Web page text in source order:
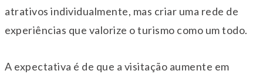
atrativos individualmente, mas criar uma rede de
experiências que valorize o turismo como um todo.
A expectativa é de que a visitação aumente em